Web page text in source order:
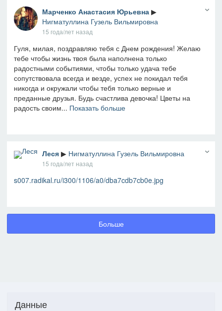
Марченко Анастасия Юрьевна ▶
Нигматуллина Гузель Вильмировна
15 года/лет назад
Гуля, милая, поздравляю тебя с Днем рождения! Желаю
тебе чтобы жизнь твоя была наполнена только
радостными событиями, чтобы только удача тебе
сопутствовала всегда и везде, успех не покидал тебя
никогда и окружали чтобы тебя только верные и
преданные друзья. Будь счастлива девочка! Цветы на
радость своим... Показать больше
Леся ▶ Нигматуллина Гузель Вильмировна
15 года/лет назад
s007.radikal.ru/i300/1106/a0/dba7cdb7cb0e.jpg
Больше
Данные